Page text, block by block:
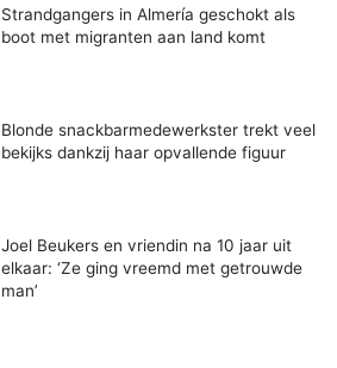
Strandgangers in Almería geschokt als
boot met migranten aan land komt
Blonde snackbarmedewerkster trekt veel
bekijks dankzij haar opvallende figuur
Joel Beukers en vriendin na 10 jaar uit
elkaar: ‘Ze ging vreemd met getrouwde
man’